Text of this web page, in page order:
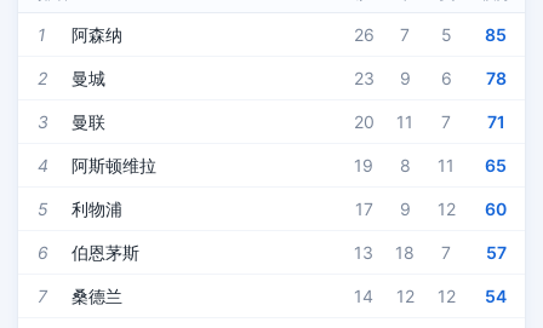
1 阿森纳 26 7 5 85
2 曼城 23 9 6 78
3 曼联 20 11 7 71
4 阿斯顿维拉 19 8 11 65
5 利物浦 17 9 12 60
6 伯恩茅斯 13 18 7 57
7 桑德兰 14 12 12 54